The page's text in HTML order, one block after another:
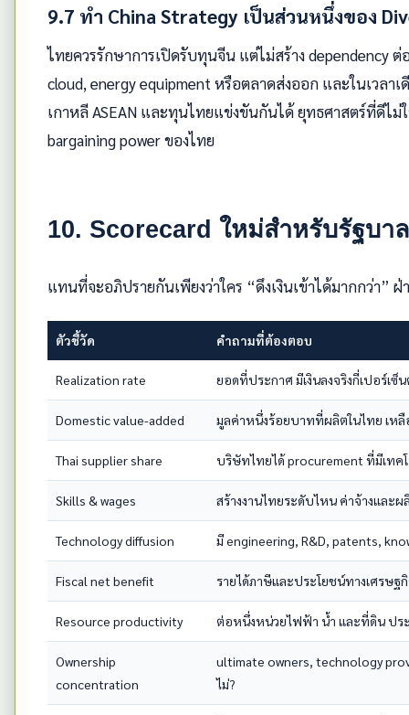
9.7 ทำ China Strategy เป็นส่วนหนึ่งของ
ไทยควรรักษาการเปิดรับทุนจีน แต่ไม่สร้าง dependency
cloud, energy equipment หรือตลาดส่งออก และในเวล
เกาหลี ASEAN และทุนไทยแข่งขันกันได้ ยุทธศาสตร์ที่ดีไ
bargaining power ของไทย
10. Scorecard ใหม่สำหรับรัฐบา
แทนที่จะอภิปรายกันเพียงว่าใคร “ดึงเงินเข้าได้มากกว่า”
ตัวชี้วัด คำถามที่ต้องตอบ
Realization rate ยอดที่ประกาศ มีเงินลงจริงกี่เปอร์เซ็
Domestic value-added มูลค่าหนึ่งร้อยบาทที่ผลิตในไทย เห
Thai supplier share บริษัทไทยได้ procurement ที่มีเทคโ
Skills & wages สร้างงานไทยระดับไหน ค่าจ้างและ
Technology diffusion มี engineering, R&D, patents,
Fiscal net benefit รายได้ภาษีและประโยชน์ทางเศรษ
Resource productivity ต่อหนึ่งหน่วยไฟฟ้า น้ำ และที่ดิน ประ
Ownership
concentration
ultimate owners, technology
ไม่?